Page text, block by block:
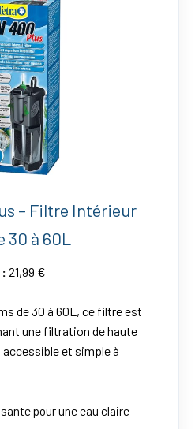
– Filtre Intérieur
à 60L
21,99 €
de 30 à 60L, ce filtre est
une filtration de haute
et simple à
pour une eau claire